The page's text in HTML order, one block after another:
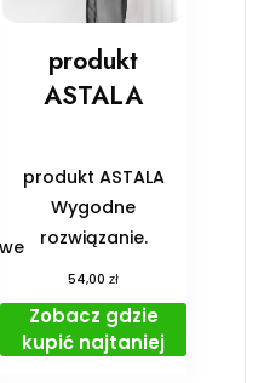
produkt
ASTALA
produkt ASTALA
Wygodne
rozwiązanie.
54,00zł
Zobacz gdzie
kupić najtaniej